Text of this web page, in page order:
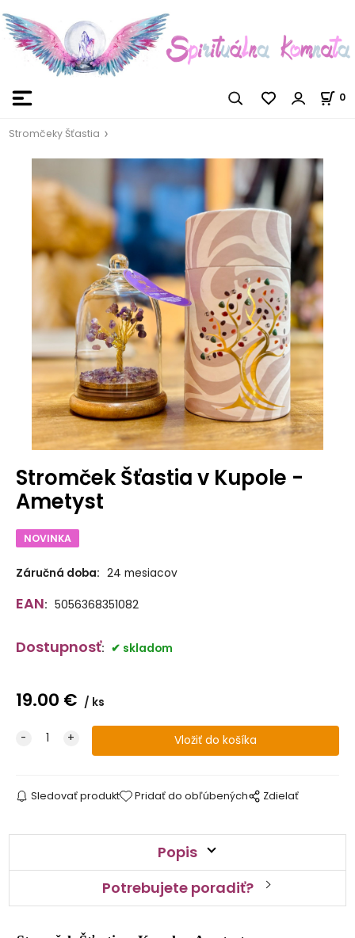
0
Stromčeky Šťastia
Stromček Šťastia v Kupole -
Ametyst
NOVINKA
Záručná doba: 24 mesiacov
EAN: 5056368351082
Dostupnosť: skladom
19.00 € ks
Sledovať produkt Pridať do obľúbených Zdielať
Popis
Potrebujete poradiť?